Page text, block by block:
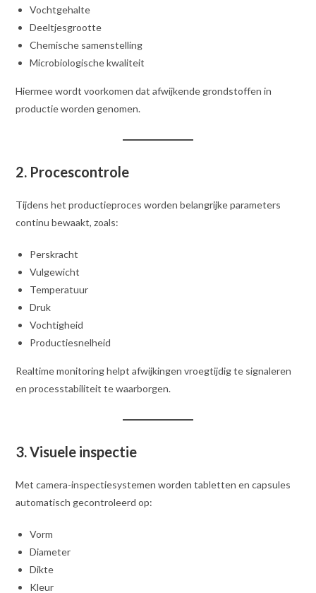
Vochtgehalte
Deeltjesgrootte
Chemische samenstelling
Microbiologische kwaliteit
Hiermee wordt voorkomen dat afwijkende grondstoffen in
productie worden genomen.
2. Procescontrole
Tijdens het productieproces worden belangrijke parameters
continu bewaakt, zoals:
Perskracht
Vulgewicht
Temperatuur
Druk
Vochtigheid
Productiesnelheid
Realtime monitoring helpt afwijkingen vroegtijdig te signaleren
en processtabiliteit te waarborgen.
3. Visuele inspectie
Met camera-inspectiesystemen worden tabletten en capsules
automatisch gecontroleerd op:
Vorm
Diameter
Dikte
Kleur